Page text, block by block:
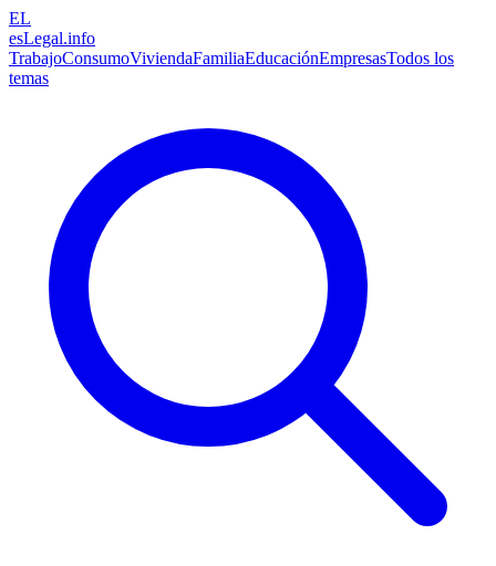
EL
esLegal.info
TrabajoConsumoViviendaFamiliaEducaciónEmpresasTodos los
temas